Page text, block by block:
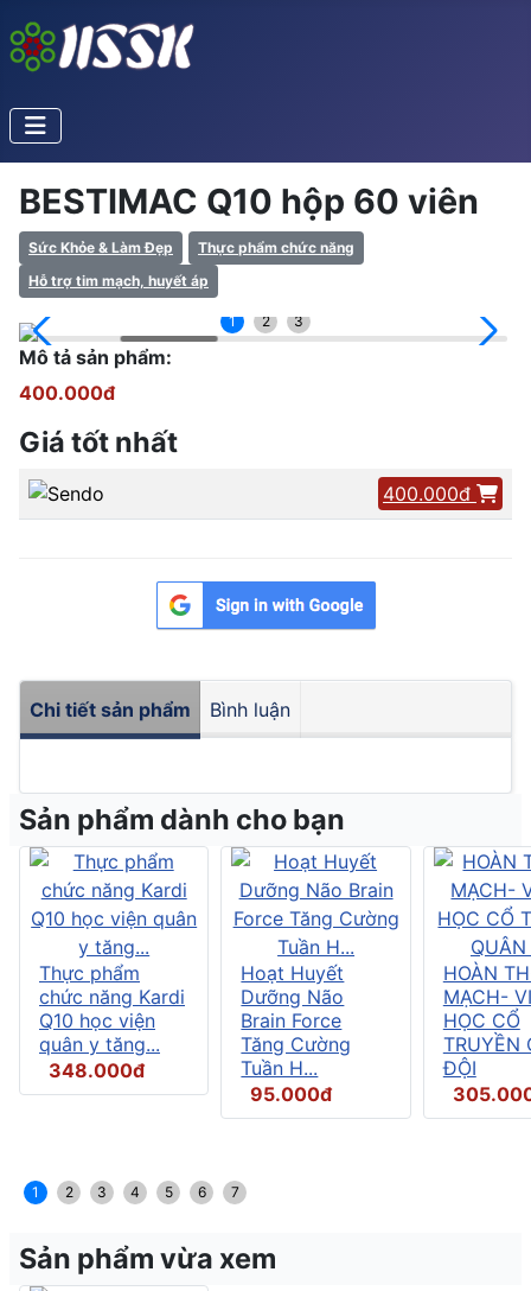
BESTIMAC Q10 hộp 60 viên
Sức Khỏe & Làm Đẹp
Thực phẩm chức năng
Hỗ trợ tim mạch, huyết áp
1 2 3
Mô tả sản phẩm:
400.000đ
Giá tốt nhất
400.000đ
Chi tiết sản phẩm Bình luận
Sản phẩm dành cho bạn
Thực phẩm
chức năng Kardi
Q10 học viện
quân y tăng...
348.000đ
Hoạt Huyết
Dưỡng Não
Brain Force
Tăng Cường
Tuần H...
95.000đ
HOÀN
MẠCH-
HỌC CỔ
TRUYỀN
ĐỘI
1 2 3 4 5 6 7
Sản phẩm vừa xem